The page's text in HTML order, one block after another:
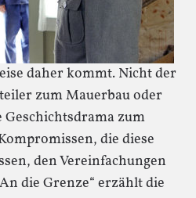
daher kommt. Nicht der
zum Mauerbau oder
zum
die diese
den Vereinfachungen
die Grenze“ erzählt die